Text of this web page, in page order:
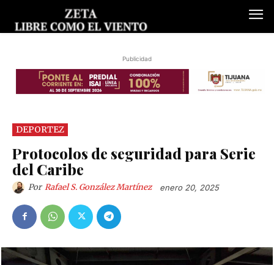
Publicidad
DEPORTEZ
Protocolos de seguridad para Serie
del Caribe
Por Rafael S. González Martínez enero 20, 2025